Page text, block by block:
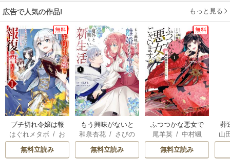
広告で人気の作品! もっと見る
無料
ブチ切れ令嬢は報
復を誓いました。
はぐれメタボ / お
おのいも /
無料立読み
もう興味がないと
離婚された令嬢の
意外と楽しい新生
活
和泉杏花 / さびの
ぶち
無料立読み
無料
ふつつかな悪女で
はございますが ～
雛宮蝶鼠とりかえ
伝～
尾羊英/ 中村颯
希
/ ゆき哉
無料立読み
葬
山